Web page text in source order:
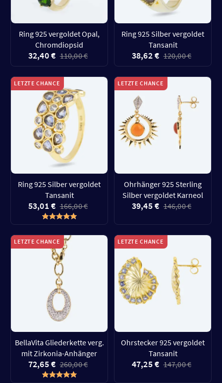
Ring 925 vergoldet Opal,
Chromdiopsid
32,40 € 110,00 €
Ring 925 Silber vergoldet
Tansanit
38,62 € 120,00 €
LETZTE CHANCE
Ring 925 Silber vergoldet
Tansanit
53,01 € 166,00 €
LETZTE CHANCE
Ohrhänger 925 Sterling
Silber vergoldet Karneol
39,45 € 146,00 €
LETZTE CHANCE
BellaVita Gliederkette verg.
mit Zirkonia-Anhänger
72,65 € 260,00 €
LETZTE CHANCE
Ohrstecker 925 vergoldet
Tansanit
47,25 € 147,00 €